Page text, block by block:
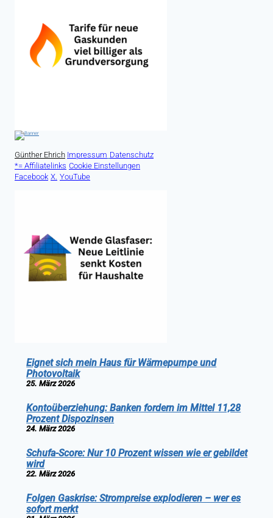
Günther Ehrich Impressum Datenschutz
*= Affiliatelinks Cookie Einstellungen
Facebook X. YouTube
Eignet sich mein Haus für Wärmepumpe und
Photovoltaik
25. März 2026
Kontoüberziehung: Banken fordern im Mittel 11,28
Prozent Dispozinsen
24. März 2026
Schufa-Score: Nur 10 Prozent wissen wie er gebildet
wird
22. März 2026
Folgen Gaskrise: Strompreise explodieren – wer es
sofort merkt